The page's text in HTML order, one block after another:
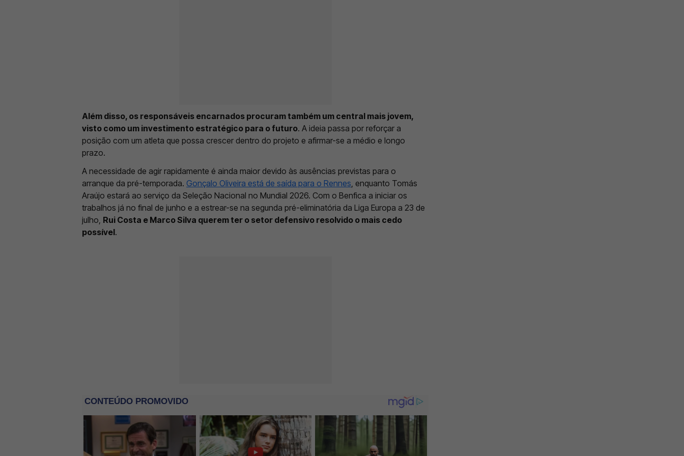
Além disso, os responsáveis encarnados procuram também um central mais jovem,
visto como um investimento estratégico para o futuro. A ideia passa por reforçar a
posição com um atleta que possa crescer dentro do projeto e afirmar-se a médio e longo
prazo.
A necessidade de agir rapidamente é ainda maior devido às ausências previstas para o
arranque da pré-temporada. Gonçalo Oliveira está de saída para o Rennes , enquanto Tomás
Araújo estará ao serviço da Seleção Nacional no Mundial 2026. Com o Benfica a iniciar os
trabalhos já no final de junho e a estrear-se na segunda pré-eliminatória da Liga Europa a 23 de
julho, Rui Costa e Marco Silva querem ter o setor defensivo resolvido o mais cedo
possível.